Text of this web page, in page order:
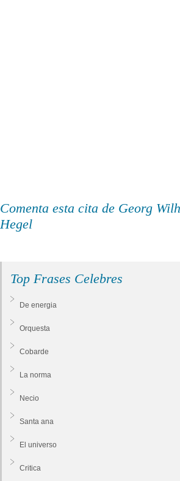
Comenta esta cita de Georg
Hegel
Top Frases Celebres
De energia
Orquesta
Cobarde
La norma
Necio
Santa ana
El universo
Critica